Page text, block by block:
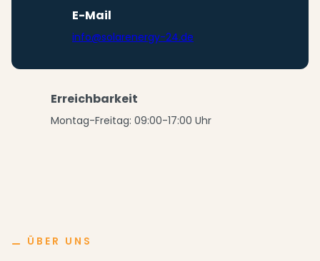
E-Mail
info@solarenergy-24.de
Erreichbarkeit
Montag-Freitag: 09:00-17:00 Uhr
⚊ ÜBER UNS